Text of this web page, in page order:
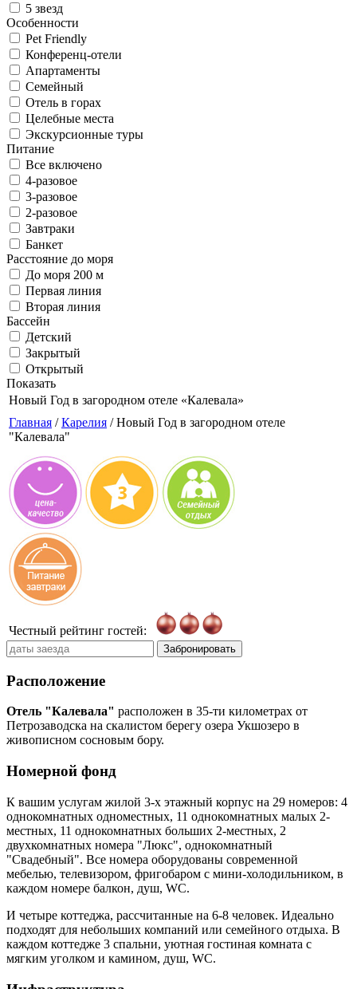
5 звезд
Особенности
Pet Friendly
Конференц-отели
Апартаменты
Семейный
Отель в горах
Целебные места
Экскурсионные туры
Питание
Все включено
4-разовое
3-разовое
2-разовое
Завтраки
Банкет
Расстояние до моря
До моря 200 м
Первая линия
Вторая линия
Бассейн
Детский
Закрытый
Открытый
Показать
Новый Год в загородном отеле «Калевала»
Главная /Карелия / Новый Год в загородном отеле
"Калевала"
Честный рейтинг гостей:
Забронировать
Расположение
Отель "Калевала" расположен в 35-ти километрах от
Петрозаводска на скалистом берегу озера Укшозеро в
живописном сосновым бору.
Номерной фонд
К вашим услугам жилой 3-х этажный корпус на 29 номеров: 4
однокомнатных одноместных, 11 однокомнатных малых 2-
местных, 11 однокомнатных больших 2-местных, 2
двухкомнатных номера "Люкс", однокомнатный
"Свадебный". Все номера оборудованы современной
мебелью, телевизором, фригобаром с мини-холодильником, в
каждом номере балкон, душ, WC.
И четыре коттеджа, рассчитанные на 6-8 человек. Идеально
подходят для небольших компаний или семейного отдыха. В
каждом коттедже 3 спальни, уютная гостиная комната с
мягким уголком и камином, душ, WC.